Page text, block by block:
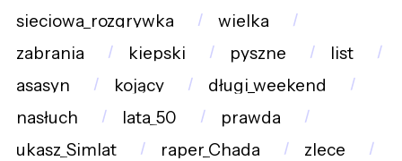
sieciowa_rozgrywka
wielka
zabrania
kiepski pyszne
list
asasyn
kojący
długi_weekend
nasłuch
lata_50
prawda
ukasz_Simlat
raper_Chada
zlece